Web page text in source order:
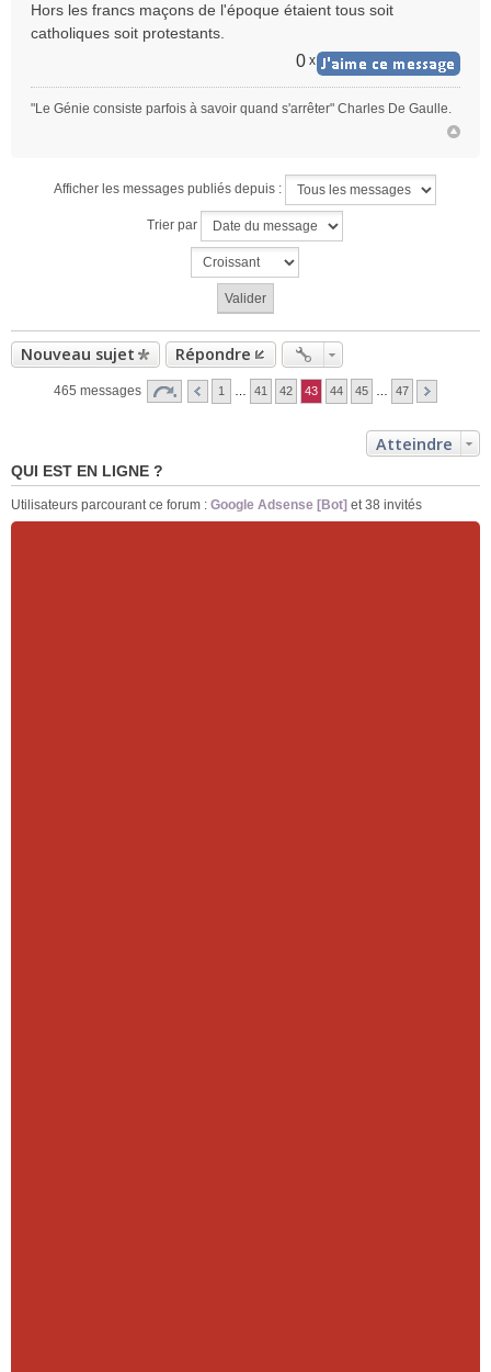
Hors les francs maçons de l'époque étaient tous soit
catholiques soit protestants.
0 x
"Le Génie consiste parfois à savoir quand s'arrêter" Charles De Gaulle.
Afficher les messages publiés depuis :
Trier par
Nouveau sujet Répondre
465 messages 1 41 42 43 44 45 47
Atteindre
QUI EST EN LIGNE ?
Utilisateurs parcourant ce forum : Google Adsense [Bot] et 38 invités